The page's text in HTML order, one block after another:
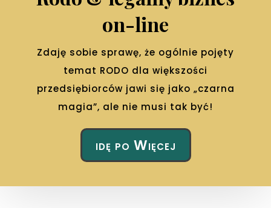
on-line
Zdaję sobie sprawę, że ogólnie pojęty
temat RODO dla większości
przedsiębiorców jawi się jako „czarna
magia”, ale nie musi tak być!
idę po Więcej